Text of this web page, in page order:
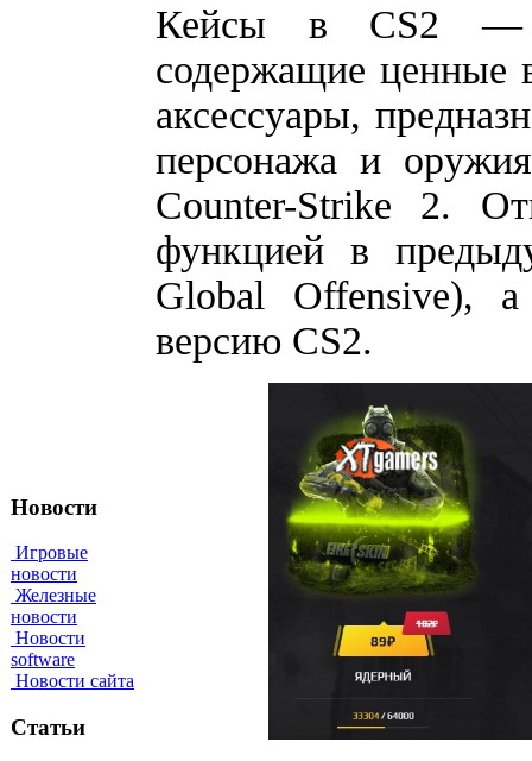
Новости
Игровые
новости
Железные
новости
Новости
software
Новости сайта
Статьи
Кейсы в CS2 —
содержащие ценные
аксессуары,
персонажа и
Counter-Strike 2.
функцией в
Global Offensive),
версию CS2.